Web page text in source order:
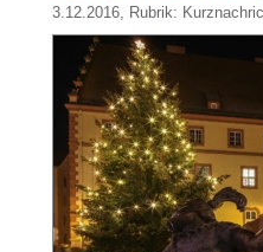
3.12.2016 , Rubrik: